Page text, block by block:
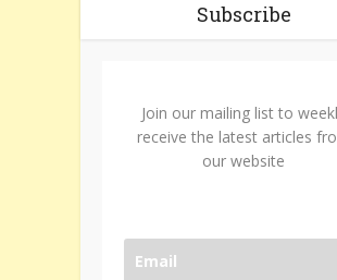
Subscribe
Join our mailing list to
receive the latest articles
our website